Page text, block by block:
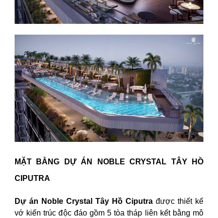
MẶT BẰNG DỰ ÁN NOBLE CRYSTAL TÂY HỒ
CIPUTRA
Dự án Noble Crystal Tây Hồ Ciputra được thiết kế
vớ kiến trúc độc đáo gồm 5 tòa tháp liên kết bằng mô